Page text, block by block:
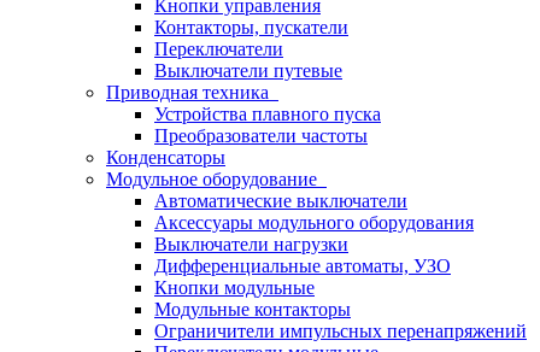
Кнопки управления
Контакторы, пускатели
Переключатели
Выключатели путевые
Приводная техника
Устройства плавного пуска
Преобразователи частоты
Конденсаторы
Модульное оборудование
Автоматические выключатели
Аксессуары модульного оборудования
Выключатели нагрузки
Дифференциальные автоматы, УЗО
Кнопки модульные
Модульные контакторы
Ограничители импульсных перенапряжений